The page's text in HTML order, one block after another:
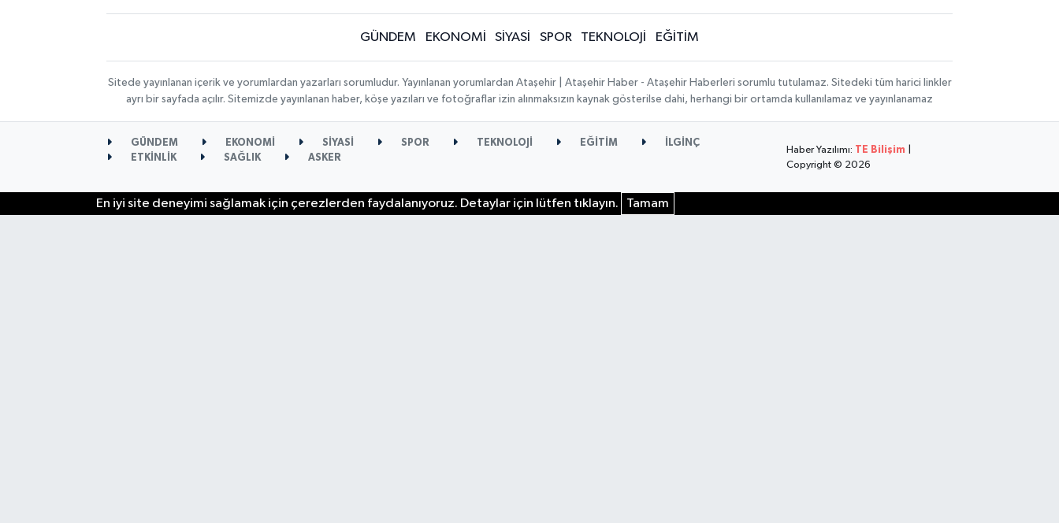
GÜNDEM EKONOMİ SİYASİ SPOR TEKNOLOJİ EĞİTİM
Sitede yayınlanan içerik ve yorumlardan yazarları sorumludur. Yayınlanan yorumlardan Ataşehir | Ataşehir Haber - Ataşehir Haberleri sorumlu tutulamaz. Sitedeki tüm harici linkler
ayrı bir sayfada açılır. Sitemizde yayınlanan haber, köşe yazıları ve fotoğraflar izin alınmaksızın kaynak gösterilse dahi, herhangi bir ortamda kullanılamaz ve yayınlanamaz
GÜNDEM EKONOMİ SİYASİ SPOR TEKNOLOJİ EĞİTİM
İLGİNÇ
ETKİNLİK
SAĞLIK ASKER
Haber Yazılımı: TE Bilişim
Copyright © 2026
En iyi site deneyimi sağlamak için çerezlerden faydalanıyoruz. Detaylar için lütfen tıklayın. Tamam